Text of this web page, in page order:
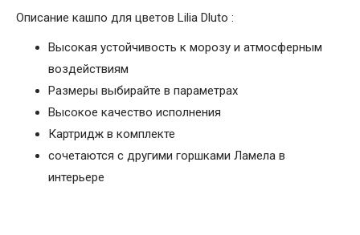
Описание кашпо для цветов Lilia Dluto :
Высокая устойчивость к морозу и атмосферным
воздействиям
Размеры выбирайте в параметрах
Высокое качество исполнения
Картридж в комплекте
сочетаются с другими горшками Ламела в
интерьере